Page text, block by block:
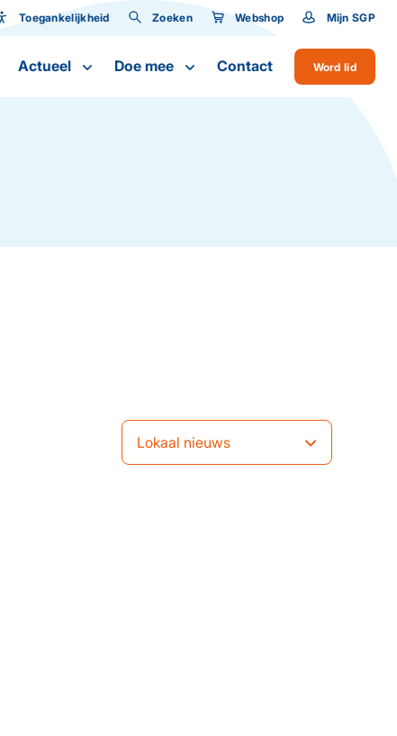
Toegankelijkheid Zoeken Webshop Mijn SGP
Word lid
Actueel Doe mee Contact
Lokaal nieuws